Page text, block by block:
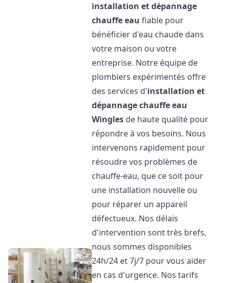
installation et dépannage
chauffe eau fiable pour
bénéficier d'eau chaude dans
votre maison ou votre
entreprise. Notre équipe de
plombiers expérimentés offre
des services d'installation et
dépannage chauffe eau
Wingles de haute qualité pour
répondre à vos besoins. Nous
intervenons rapidement pour
résoudre vos problèmes de
chauffe-eau, que ce soit pour
une installation nouvelle ou
pour réparer un appareil
défectueux. Nos délais
d'intervention sont très brefs,
nous sommes disponibles
24h/24 et 7j/7 pour vous aider
en cas d'urgence. Nos tarifs